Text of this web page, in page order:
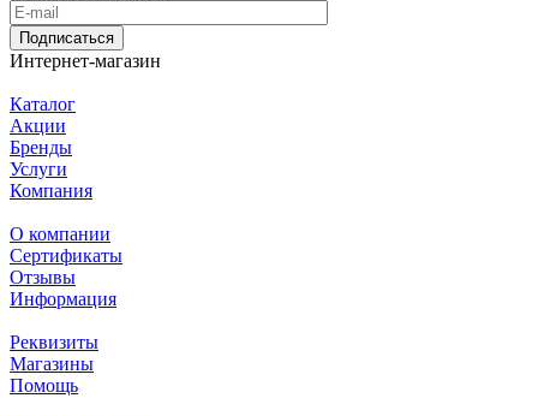
Подписаться
Интернет-магазин
Каталог
Акции
Бренды
Услуги
Компания
О компании
Сертификаты
Отзывы
Информация
Реквизиты
Магазины
Помощь